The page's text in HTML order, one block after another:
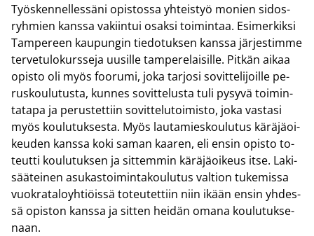
Työs­ken­nel­les­sä­ni opis­tos­sa yh­teis­työ mo­nien si­dos­
ryh­mien kans­sa va­kiin­tui osak­si toi­min­taa. Esi­mer­kik­si
Tam­pe­reen kau­pun­gin tie­do­tuk­sen kans­sa jär­jes­tim­me
ter­ve­tu­lo­kurs­se­ja uusil­le tam­pe­re­lai­sil­le. Pit­kän aikaa
opis­to oli myös foo­ru­mi, joka tar­jo­si so­vit­te­li­joil­le pe­
rus­kou­lu­tus­ta, kun­nes so­vit­te­lus­ta tuli py­sy­vä toi­min­
ta­ta­pa ja pe­rus­tet­tiin so­vit­te­lu­toi­mis­to, joka vas­ta­si
myös kou­lu­tuk­ses­ta. Myös lau­ta­mies­kou­lu­tus kä­rä­jä­oi­
keu­den kans­sa koki saman kaa­ren, eli ensin opis­to to­
teut­ti kou­lu­tuk­sen ja sit­tem­min kä­rä­jä­oi­keus itse. La­ki­
sää­tei­nen asu­kas­toi­min­ta­kou­lu­tus val­tion tu­ke­mis­sa
vuo­kra­ta­lo­yh­tiöis­sä to­teu­tet­tiin niin ikään ensin yh­des­
sä opis­ton kans­sa ja sit­ten hei­dän omana kou­lu­tuk­se­
naan.